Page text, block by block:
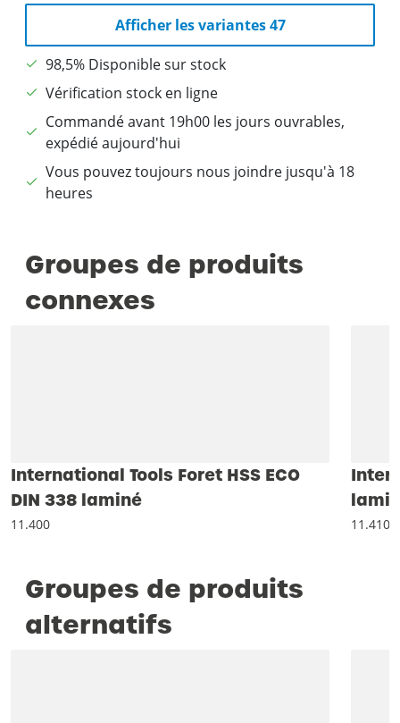
Afficher les variantes 47
98,5% Disponible sur stock
Vérification stock en ligne
Commandé avant 19h00 les jours ouvrables,
expédié aujourd'hui
Vous pouvez toujours nous joindre jusqu'à 18
heures
Groupes de produits
connexes
International Tools Foret HSS ECO
DIN 338 laminé
11.400 11.410
Groupes de produits
alternatifs